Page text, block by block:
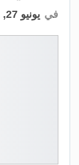
في يونيو 27, 2021